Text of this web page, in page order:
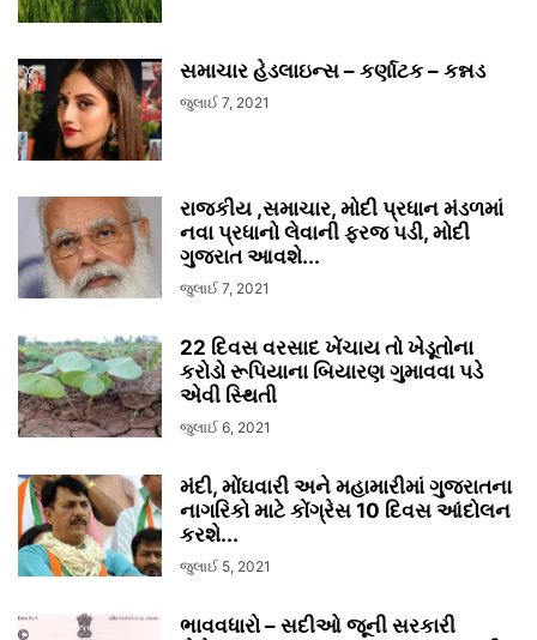
સમાચાર હેડલાઇન્સ – કર્ણાટક – કન્નડ
જુલાઈ 7, 2021
રાજકીય ,સમાચાર, મોદી પ્રધાન મંડળમાં
નવા પ્રધાનો લેવાની ફરજ પડી, મોદી
ગુજરાત આવશે...
જુલાઈ 7, 2021
22 દિવસ વરસાદ ખેંચાય તો ખેડૂતોના
કરોડો રૂપિયાના બિયારણ ગુમાવવા પડે
એવી સ્થિતી
જુલાઈ 6, 2021
મંદી, મોંઘવારી અને મહામારીમાં ગુજરાતના
નાગરિકો માટે કોંગ્રેસ 10 દિવસ આંદોલન
કરશે...
જુલાઈ 5, 2021
ભાવવધારો – સદીઓ જૂની સરકારી